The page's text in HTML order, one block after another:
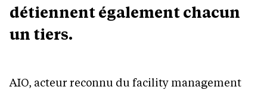
détiennent également chacun
un tiers.
AIO, acteur reconnu du facility management